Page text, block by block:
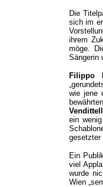
Die
sich im
ihrem
möge.
Sängerin
Filippo
wie jene
ein
gesetzter
Ein
viel
wurde
Wien